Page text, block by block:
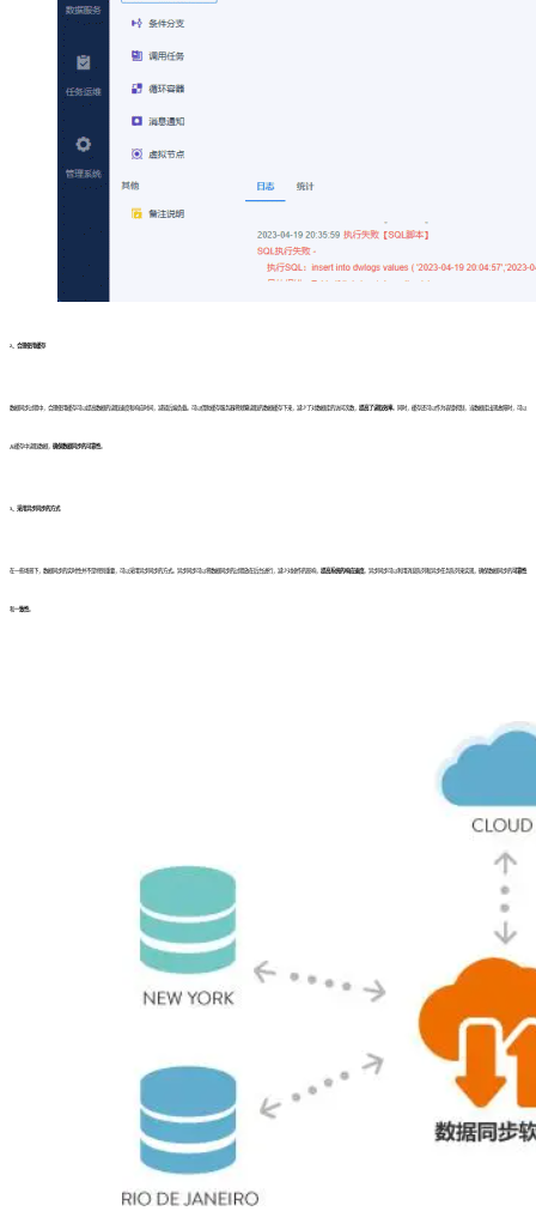
2、合理使用缓存
数据同步过程中，合理使用缓存可以提高数据的读取速度和响应时间，减轻后端负载。可以借助缓存服务器将频繁读取的数据缓存下来，减少了对数据库的访问次数， 提高了读取效率 。同时，缓存还可以作为容错机制，当数据库出现故障时，可以
从缓存中读取数据， 确保数据同步的可靠性
3、采用异步同步的方式
在一些场景下，数据同步的实时性并不是特别重要，可以采用异步同步的方式。异步同步可以将数据同步的过程放在后台进行，减少对操作的影响， 提高系统的响应速度。异步同步可以利用消息队列和异步任务队列来实现，确保数据同步的 可靠性
和 一致性